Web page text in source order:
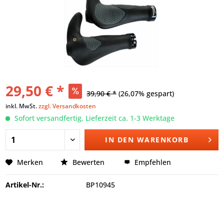
29,50 € * 39,90 € * (26,07% gespart)
inkl. MwSt.zzgl. Versandkosten
Sofort versandfertig, Lieferzeit ca. 1-3 Werktage
IN DEN WARENKORB
Merken Bewerten Empfehlen
Artikel-Nr.: BP10945